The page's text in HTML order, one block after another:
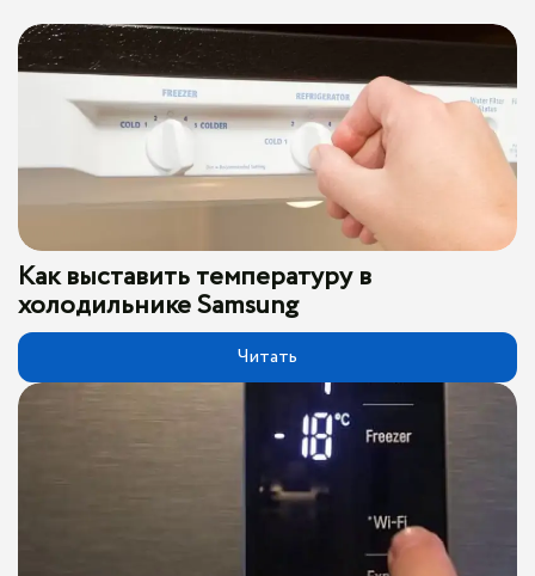
Как выставить температуру в
холодильнике Samsung
Читать